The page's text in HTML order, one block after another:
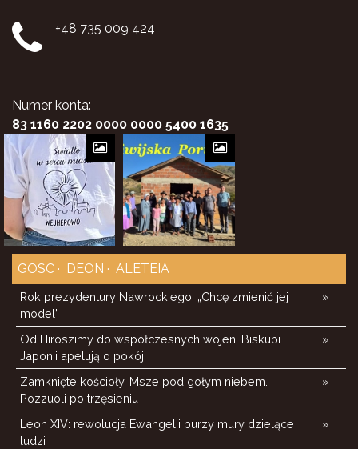
+48 735 009 424
Numer konta:
83 1160 2202 0000 0000 5400 1635
GOSC DEON ALETEIA
»
Rok prezydentury Nawrockiego. „Chcę zmienić jej
model”
»
Od Hiroszimy do współczesnych wojen. Biskupi
Japonii apelują o pokój
»
Zamknięte kościoły, Msze pod gołym niebem.
Pozzuoli po trzęsieniu
»
Leon XIV: rewolucja Ewangelii burzy mury dzielące
ludzi